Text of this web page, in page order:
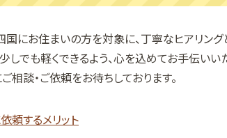
国にお住まいの方を対象に、丁寧なヒアリング
でも軽くできるよう、心を込めてお手伝いい
相談・ご依頼をお待ちしております。
頼するメリット